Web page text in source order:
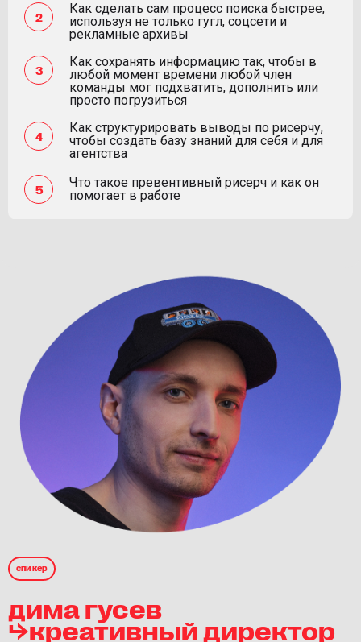
Как сделать сам процесс поиска быстрее,
используя не только гугл, соцсети и
рекламные архивы
Как сохранять информацию так, чтобы в
любой момент времени любой член
команды мог подхватить, дополнить или
просто погрузиться
Как структурировать выводы по рисерчу,
чтобы создать базу знаний для себя и для
агентства
Что такое превентивный рисерч и как он
помогает в работе
спикер
дима гусев
⮡креативный директор